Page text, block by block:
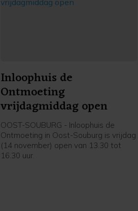
Inloophuis de
Ontmoeting
vrijdagmiddag open
OOST-SOUBURG - Inloophuis de
Ontmoeting in Oost-Souburg is vrijdag
(14 november) open van 13.30 tot
16.30 uur.